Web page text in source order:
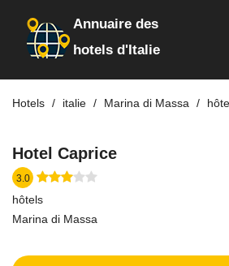
Annuaire des
hotels d'Italie
Hotels italie Marina di Massa
Hotel Caprice
3.0
hôtels
Marina di Massa